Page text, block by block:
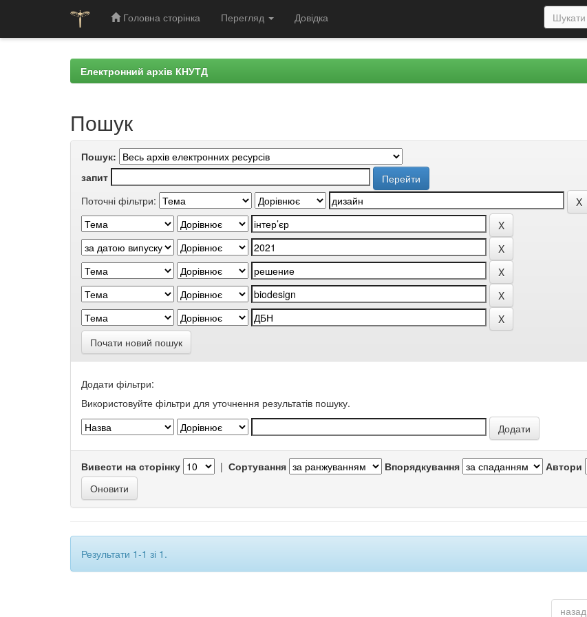
Головна сторінка Перегляд Довідка
Електронний архів КНУТД
Пошук
Пошук:
запит
Поточні фільтри:
Почати новий пошук
Додати фільтри:
Використовуйте фільтри для уточнення результатів пошуку.
Вивести на сторінку | Сортування Впорядкування Автори
Результати 1-1 зі 1.
назад